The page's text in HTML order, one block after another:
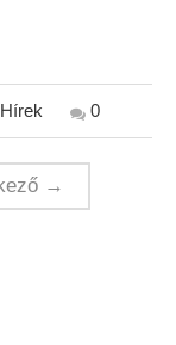
Hírek 0
→